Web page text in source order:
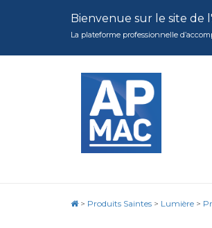
Bienvenue sur le site de
La plateforme professionnelle
> Produits Saintes > Lumière >